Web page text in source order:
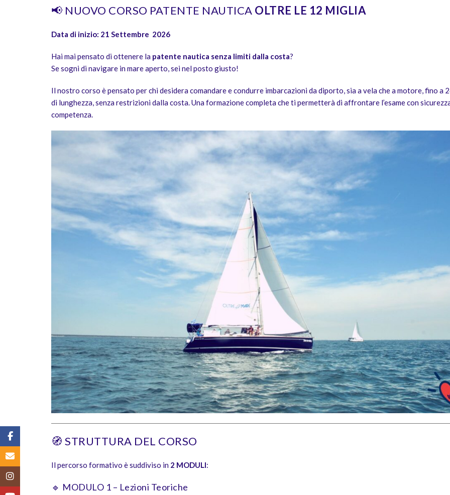
📢 NUOVO CORSO PATENTE NAUTICA OLTRE LE 12 MIGLIA
Data di inizio: 21 Settembre 2026
Hai mai pensato di ottenere la patente nautica senza limiti dalla costa?
Se sogni di navigare in mare aperto, sei nel posto giusto!
Il nostro corso è pensato per chi desidera comandare e condurre imbarcazioni da diporto, sia a vela che a motore, fino a
di lunghezza, senza restrizioni dalla costa. Una formazione completa che ti permetterà di affrontare l’esame con
competenza.
🧭 STRUTTURA DEL CORSO
Il percorso formativo è suddiviso in 2 MODULI:
🔹 MODULO 1 – Lezioni Teoriche